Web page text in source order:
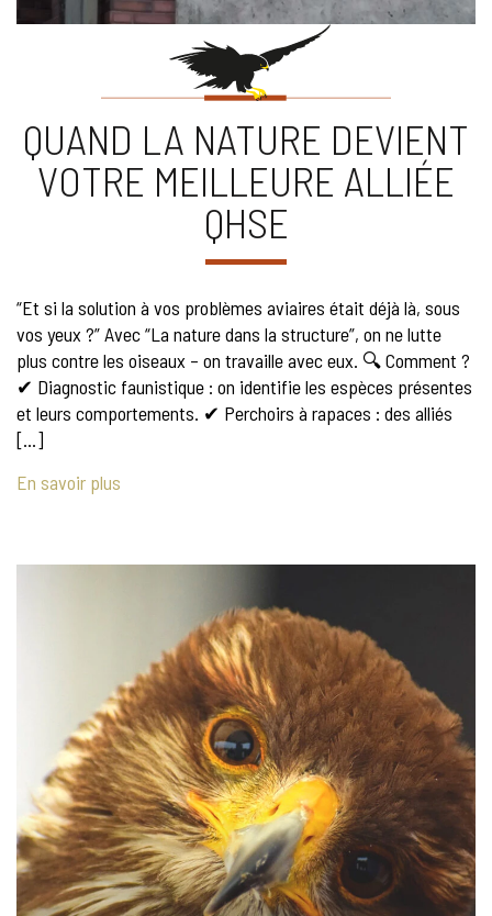
QUAND LA NATURE DEVIENT
VOTRE MEILLEURE ALLIÉE
QHSE
“Et si la solution à vos problèmes aviaires était déjà là, sous
vos yeux ?” Avec “La nature dans la structure”, on ne lutte
plus contre les oiseaux – on travaille avec eux. 🔍 Comment ?
✔ Diagnostic faunistique : on identifie les espèces présentes
et leurs comportements. ✔ Perchoirs à rapaces : des alliés
[…]
En savoir plus